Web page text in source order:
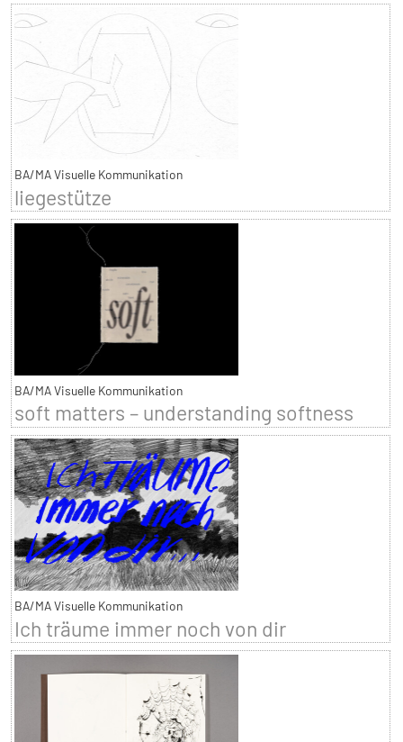
BA/MA Visuelle Kommunikation
liegestütze
BA/MA Visuelle Kommunikation
soft matters – understanding softness
BA/MA Visuelle Kommunikation
Ich träume immer noch von dir